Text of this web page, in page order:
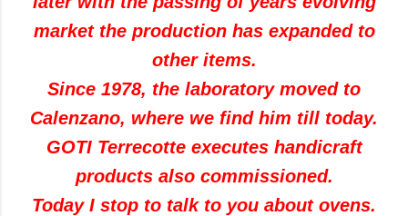
market the production has expanded to
other items.
Since 1978, the laboratory moved to
Calenzano, where we find him till today.
GOTI Terrecotte executes handicraft
products also commissioned.
Today I stop to talk to you about ovens.